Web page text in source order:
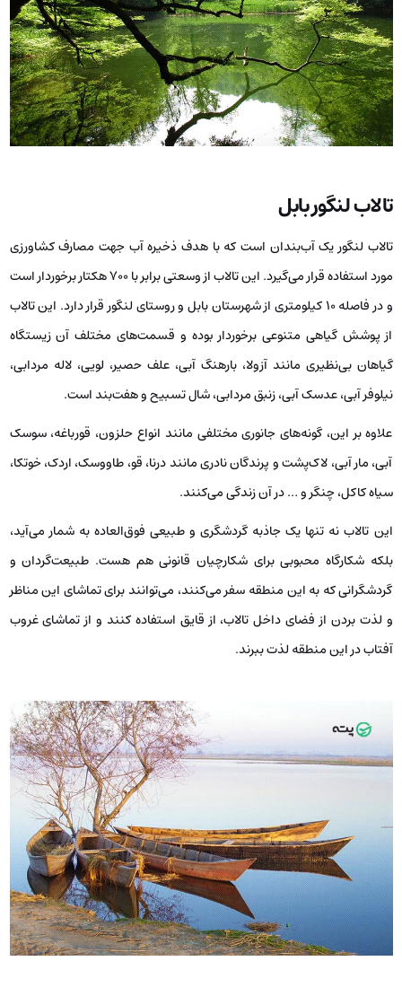
تالاب لنگور بابل
تالاب لنگور یک آب‌بندان است که با هدف ذخیره آب جهت مصارف کشاورزی
مورد استفاده قرار می‌گیرد. این تالاب از وسعتی برابر با 700 هکتار برخوردار است
و در فاصله 10 کیلومتری از شهرستان بابل و روستای لنگور قرار دارد. این تالاب
از پوشش گیاهی متنوعی برخوردار بوده و قسمت‌های مختلف آن زیستگاه
گیاهان بی‌نظیری مانند آزولا، بارهنگ آبی، علف حصیر، لویی، لاله مردابی،
نیلوفر آبی، عدسک آبی، زنبق مردابی، شال تسبیح و هفت‌بند است.
علاوه بر این، گونه‌های جانوری مختلفی مانند انواع حلزون، قورباغه، سوسک
آبی، مار آبی، لاک‌پشت و پرندگان نادری مانند درنا، قو، طاووسک، اردک، خوتکا،
سیاه کاکل، چنگر و … در آن زندگی می‌کنند.
این تالاب نه تنها یک جاذبه گردشگری و طبیعی فوق‌العاده به شمار می‌آید،
بلکه شکارگاه محبوبی برای شکارچیان قانونی هم هست. طبیعت‌گردان و
گردشگرانی که به این منطقه سفر می‌کنند، می‌توانند برای تماشای این مناظر
و لذت بردن از فضای داخل تالاب، از قایق استفاده کنند و از تماشای غروب
آفتاب در این منطقه لذت ببرند.